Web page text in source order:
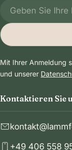
Kontaktieren Sie
+49 406 558
Mit Ihrer Anmeldung
und unserer